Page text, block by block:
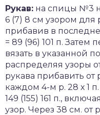
Рукав: на спицы №3
6 (7) 8 см узором
прибавив в
= 89 (96) 101 п.
вязать в указанной
распределяя узоры
рукава прибавить от
каждом 4-м р. 28 х 1
149 (155) 161 п.,
узор. Через 38 см. от